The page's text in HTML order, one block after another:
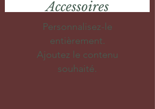
Accessoires
Personnalisez-le
entièrement.
Ajoutez le contenu
souhaité.